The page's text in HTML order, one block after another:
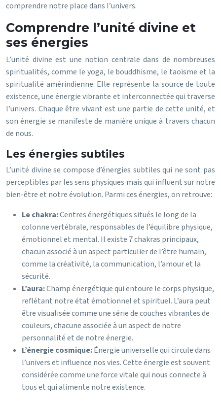
comprendre notre place dans l’univers.
Comprendre l’unité divine et
ses énergies
L’unité divine est une notion centrale dans de nombreuses
spiritualités, comme le yoga, le bouddhisme, le taoïsme et la
spiritualité amérindienne. Elle représente la source de toute
existence, une énergie vibrante et interconnectée qui traverse
l’univers. Chaque être vivant est une partie de cette unité, et
son énergie se manifeste de manière unique à travers chacun
de nous.
Les énergies subtiles
L’unité divine se compose d’énergies subtiles qui ne sont pas
perceptibles par les sens physiques mais qui influent sur notre
bien-être et notre évolution. Parmi ces énergies, on retrouve:
Le chakra:Centres énergétiques situés le long de la
colonne vertébrale, responsables de l’équilibre physique,
émotionnel et mental. Il existe 7 chakras principaux,
chacun associé à un aspect particulier de l’être humain,
comme la créativité, la communication, l’amour et la
sécurité.
L’aura:Champ énergétique qui entoure le corps physique,
reflétant notre état émotionnel et spirituel. L’aura peut
être visualisée comme une série de couches vibrantes de
couleurs, chacune associée à un aspect de notre
personnalité et de notre énergie.
L’énergie cosmique:Énergie universelle qui circule dans
l’univers et influence nos vies. Cette énergie est souvent
considérée comme une force vitale qui nous connecte à
tous et qui alimente notre existence.